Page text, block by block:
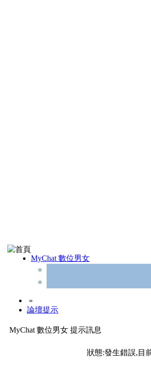
MyChat 數位男女
»
論壇提示
MyChat 數位男女 提示訊息
狀態:發生錯誤,目